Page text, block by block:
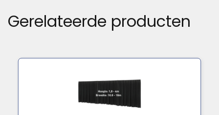
Gerelateerde producten